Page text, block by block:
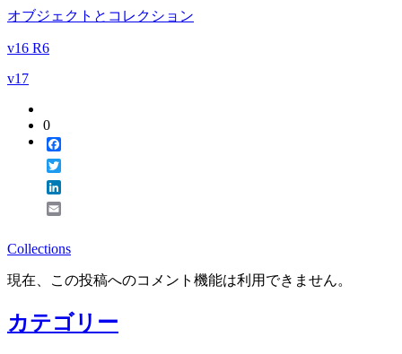
オブジェクトとコレクション
v16 R6
v17
0
Collections
現在、この投稿へのコメント機能は利用できません。
カテゴリー